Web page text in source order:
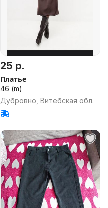
25 р.
Платье
46 (m)
Дубровно, Витебская обл.